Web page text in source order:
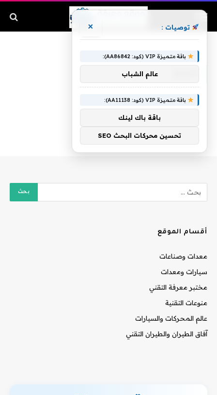
أقسام الموقع
معدات وصناعات
سيارات ومعدات
مختبر معرفة التقني
منوعات التقنية
عالم المحركات والسيارات
آفاق الطيران والطيران التقني
توصيات : ×
باقة متميزة VIP (كود: AA86842):
عالم الشباب
باقة متميزة VIP (كود: AA11138):
باقة باك لينك
تحسين محركات البحث SEO